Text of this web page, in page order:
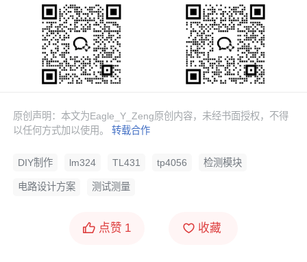
原创声明：本文为Eagle_Y_Zeng原创内容，未经书面授权，不得
以任何方式加以使用。转载合作
DIY制作 lm324 TL431 tp4056 检测模块
电路设计方案 测试测量
点赞 1 收藏